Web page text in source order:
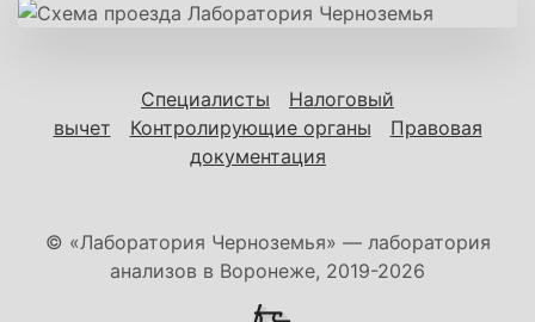
Специалисты
Налоговый
вычет
Контролирующие органы
Правовая
документация
© «Лаборатория Черноземья» — лаборатория
анализов в Воронеже, 2019-2026